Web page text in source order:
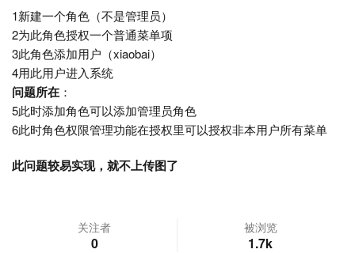
1新建一个角色（不是管理员）
2为此角色授权一个普通菜单项
3此角色添加用户（xiaobai）
4用此用户进入系统
问题所在 ：
5此时添加角色可以添加管理员角色
6此时角色权限管理功能在授权里可以授权非本用户所有菜单
此问题较易实现，就不上传图了
关注者
0
被浏览
1.7k